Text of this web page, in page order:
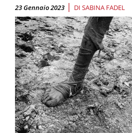
23 Gennaio 2023 | DI SABINA FADEL